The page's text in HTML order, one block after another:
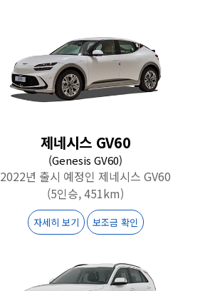
제네시스 GV60
(Genesis GV60)
2022년 출시 예정인 제네시스 GV60
(5인승, 451km)
자세히 보기 보조금 확인